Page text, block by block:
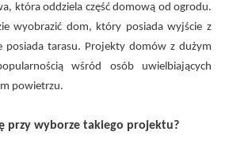
która oddziela część domową od ogrodu.
wyobrazić dom, który posiada wyjście z
posiada tarasu. Projekty domów z dużym
wśród osób uwielbiających
powietrzu.
przy wyborze takiego projektu?